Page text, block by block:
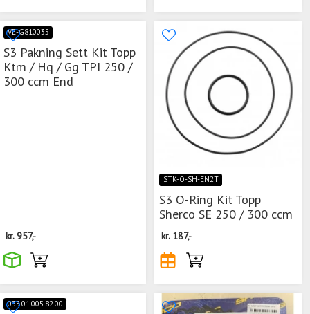
VE-G810035
S3 Pakning Sett Kit Topp
Ktm / Hq / Gg TPI 250 /
300 ccm End
kr.957,-
STK-O-SH-EN2T
S3 O-Ring Kit Topp
Sherco SE 250 / 300 ccm
kr. 187,-
035.01.005.82.00